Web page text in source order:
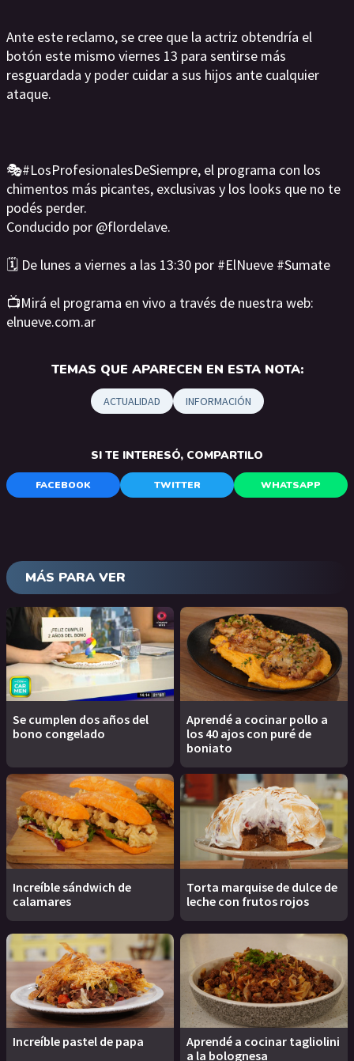
Ante este reclamo, se cree que la actriz obtendría el
botón este mismo viernes 13 para sentirse más
resguardada y poder cuidar a sus hijos ante cualquier
ataque.
🎭#LosProfesionalesDeSiempre, el programa con los
chimentos más picantes, exclusivas y los looks que no te
podés perder.
Conducido por @flordelave.
🗓️ De lunes a viernes a las 13:30 por #ElNueve #Sumate
📺Mirá el programa en vivo a través de nuestra web:
elnueve.com.ar
TEMAS QUE APARECEN EN ESTA NOTA:
ACTUALIDAD INFORMACIÓN
SI TE INTERESÓ, COMPARTILO
FACEBOOK TWITTER WHATSAPP
MÁS PARA VER
Se cumplen dos años del
bono congelado
Aprendé a cocinar pollo a
los 40 ajos con puré de
boniato
Increíble sándwich de
calamares
Torta marquise de dulce de
leche con frutos rojos
Increíble pastel de papa
Aprendé a cocinar tagliolini
a la bolognesa